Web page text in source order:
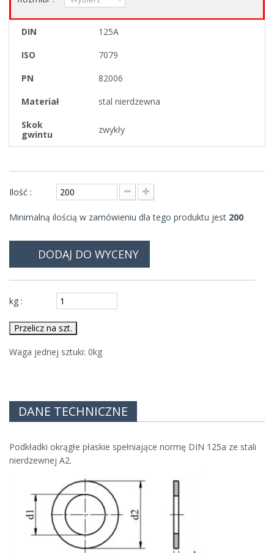
DIN
125A
ISO
7079
PN
82006
Materiał
stal nierdzewna
Skok
gwintu
zwykły
Ilość :
Minimalną ilością w zamówieniu dla tego produktu jest 200
DODAJ DO WYCENY
kg :
Przelicz na szt.
Waga jednej sztuki: 0kg
DANE TECHNICZNE
Podkładki okrągłe płaskie spełniające normę DIN 125a ze stali
nierdzewnej A2.